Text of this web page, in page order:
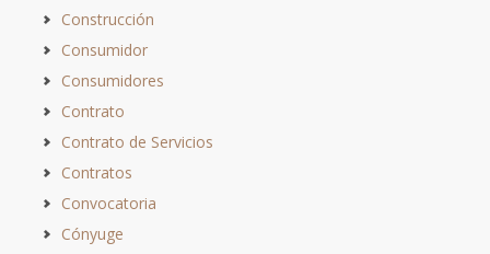
Construcción
Consumidor
Consumidores
Contrato
Contrato de Servicios
Contratos
Convocatoria
Cónyuge